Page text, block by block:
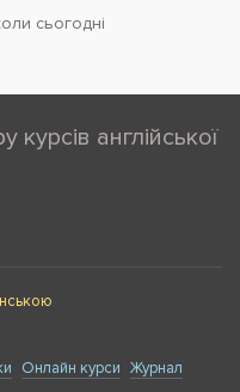
cьогодні
англійської
Онлайн курси Журнал